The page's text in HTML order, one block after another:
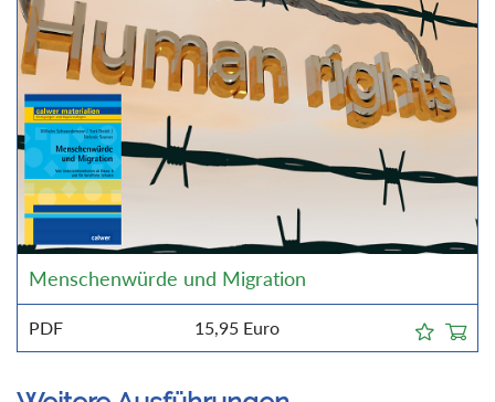
Menschenwürde und Migration
PDF 15,95 Euro